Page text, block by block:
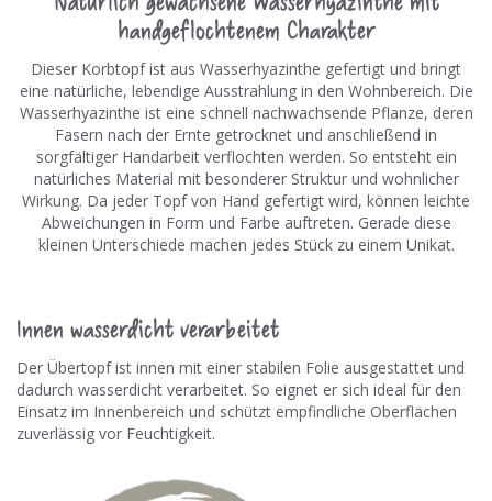
handgeflochtenem Charakter
Dieser Korbtopf ist aus Wasserhyazinthe gefertigt und bringt
eine natürliche, lebendige Ausstrahlung in den Wohnbereich. Die
Wasserhyazinthe ist eine schnell nachwachsende Pflanze, deren
Fasern nach der Ernte getrocknet und anschließend in
sorgfältiger Handarbeit verflochten werden. So entsteht ein
natürliches Material mit besonderer Struktur und wohnlicher
Wirkung. Da jeder Topf von Hand gefertigt wird, können leichte
Abweichungen in Form und Farbe auftreten. Gerade diese
kleinen Unterschiede machen jedes Stück zu einem Unikat.
Innen wasserdicht verarbeitet
Der Übertopf ist innen mit einer stabilen Folie ausgestattet und
dadurch wasserdicht verarbeitet. So eignet er sich ideal für den
Einsatz im Innenbereich und schützt empfindliche Oberflächen
zuverlässig vor Feuchtigkeit.